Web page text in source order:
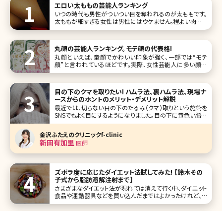
エロい太ももの芸能人ランキング
いつの時代も男性がついつい目を奪われるのが太ももです。
太ももが細すぎる女性は男性にはウケません。程よい肉付き
があり、むっちりしているセクシーな太ももは男性から見て
丸顔の芸能人ランキング。モテ顔の代表格!
丸顔といえば、童顔でかわいい印象が強く、一部では“モテ
顔”と言われているほどです。実際、女性芸能人に多い顔の
形でもあります。 今回は丸顔の中でも、特に人気の高い芸能
目の下のクマを取りたい! ハムラ法、裏ハムラ法、現場ナ
ースからのホントのメリット・デメリット解説
最近では、切らない目の下のたるみ（クマ）取りという施術を
SNSでもよく目にするようになりました。目の下に黄色い脂肪
が乗っている動画を目にした方も多くいると思います。そうい
去しています。SNSで目にするだけでなく、目元のクマ治療は
実際にとても人気の
金沢ふたえのクリニックf-clinic
新田有加里 医師
ズボラ度に応じたダイエット法試してみた! 【鈴木その
子式から脂肪溶解注射まで】
さまざまなダイエット法が現れては消えて行く中、ダイエット
食品や運動器具などを買い込んだまではよかったけれど、ど
れも長続きしなかった……。あなたももしかすると、その中の